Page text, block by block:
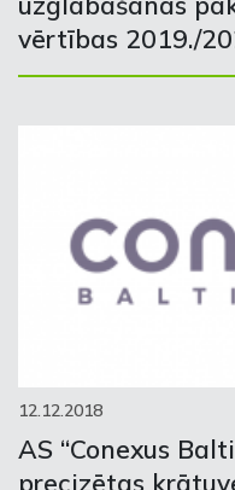
vērtības 2019./
12.12.2018
AS “Conexus
precizētas